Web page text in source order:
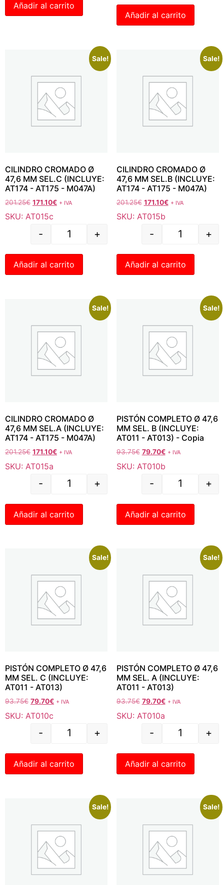
Añadir al carrito
Añadir al carrito
Sale!
CILINDRO CROMADO Ø
47,6 MM SEL.C (INCLUYE:
AT174 - AT175 - M047A)
201.25€ 171.10€ + IVA
SKU: AT015c
- +
Añadir al carrito
Sale!
CILINDRO CROMADO Ø
47,6 MM SEL.B (INCLUYE:
AT174 - AT175 - M047A)
201.25€ 171.10€ + IVA
SKU: AT015b
- +
Añadir al carrito
Sale!
CILINDRO CROMADO Ø
47,6 MM SEL.A (INCLUYE:
AT174 - AT175 - M047A)
201.25€ 171.10€ + IVA
SKU: AT015a
- +
Añadir al carrito
Sale!
PISTÓN COMPLETO Ø 47,6
MM SEL. B (INCLUYE:
AT011 - AT013) - Copia
93.75€ 79.70€ + IVA
SKU: AT010b
- +
Añadir al carrito
Sale!
PISTÓN COMPLETO Ø 47,6
MM SEL. C (INCLUYE:
AT011 - AT013)
93.75€ 79.70€ + IVA
SKU: AT010c
- +
Añadir al carrito
Sale!
PISTÓN COMPLETO Ø 47,6
MM SEL. A (INCLUYE:
AT011 - AT013)
93.75€ 79.70€ + IVA
SKU: AT010a
- +
Añadir al carrito
Sale! Sale!